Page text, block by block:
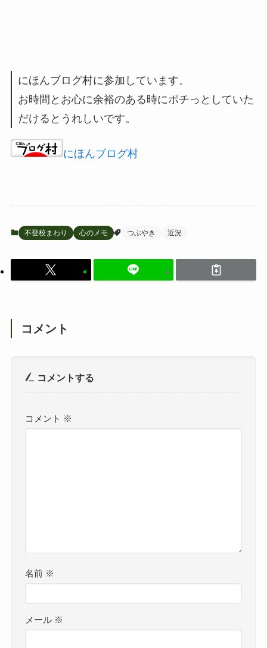
にほんブログ村に参加しています。
お時間とお心に余裕のある時にポチっとしていた
だけるとうれしいです。
にほんブログ村
不登校まわり 心のメモ つぶやき 近況
コメント
コメントする
コメント ※
名前 ※
メール ※